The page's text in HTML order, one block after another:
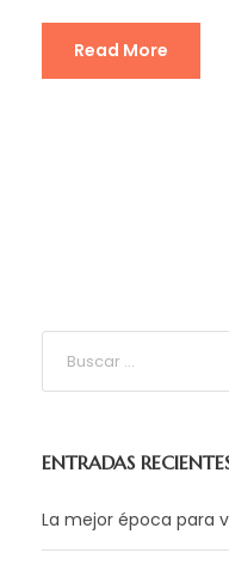
Read More
ENTRADAS
La mejor época para